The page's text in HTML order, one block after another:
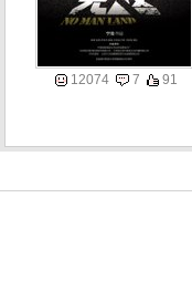
12074 7 91